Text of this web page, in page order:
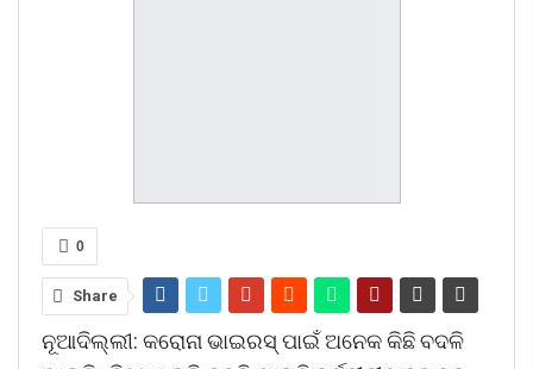
0
Share
ନୂଆଦିଲ୍ଲୀ: କରୋନା ଭାଇରସ୍‌ ପାଇଁ ଅନେକ କିଛି ବଦଳି